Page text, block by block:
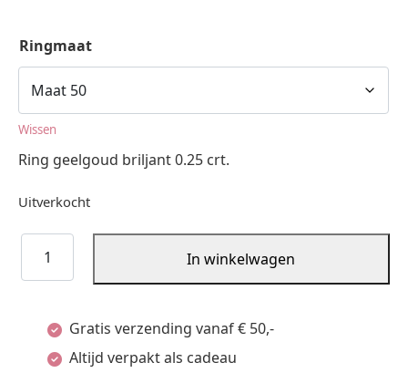
Ringmaat
Wissen
Ring geelgoud briljant 0.25 crt.
Uitverkocht
Ring
geelgoud
In winkelwagen
Gratis verzending vanaf € 50,-
Altijd verpakt als cadeau